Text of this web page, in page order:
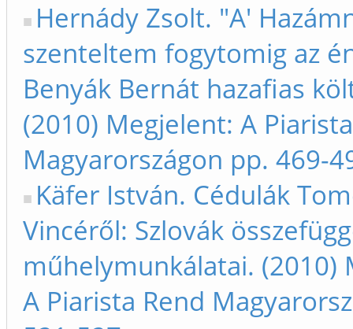
Hernády Zsolt. "A'
szenteltem fogytomig az
Benyák Bernát hazafias
(2010) Megjelent: A
Magyarországon pp. 469-
Käfer István. Cédulák
Vincéről: Szlovák
műhelymunkálatai. (2010)
A Piarista Rend